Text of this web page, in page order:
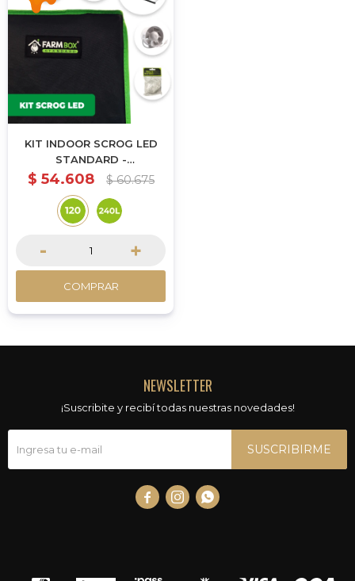
KIT INDOOR SCROG LED
STANDARD -
120X120X200CM
$ 54.608 $ 60.675
- +
COMPRAR
NEWSLETTER
¡Suscribite y recibí todas nuestras novedades!
SUSCRIBIRME
  